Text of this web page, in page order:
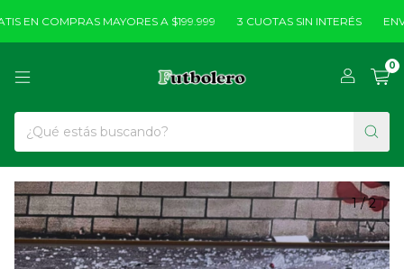
EN COMPRAS MAYORES A $199.999 3 CUOTAS SIN INTERÉS
0
1/2